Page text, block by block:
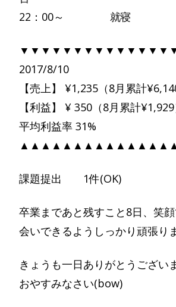
22：00～ 就寝
2017/8/10
【売上】 ¥1,235（8月累計
【利益】 ¥ 350（8月累計¥1,929
平均利益率 31%
課題提出 1件(OK)
卒業まであと残すこと8日、笑
会いできるようしっかり頑張り
きょうも一日ありがとうござい
おやすみなさい(bow)